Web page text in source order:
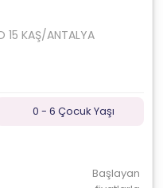
15 KAŞ/ANTALYA
0 - 6 Çocuk Yaşı
Başlayan